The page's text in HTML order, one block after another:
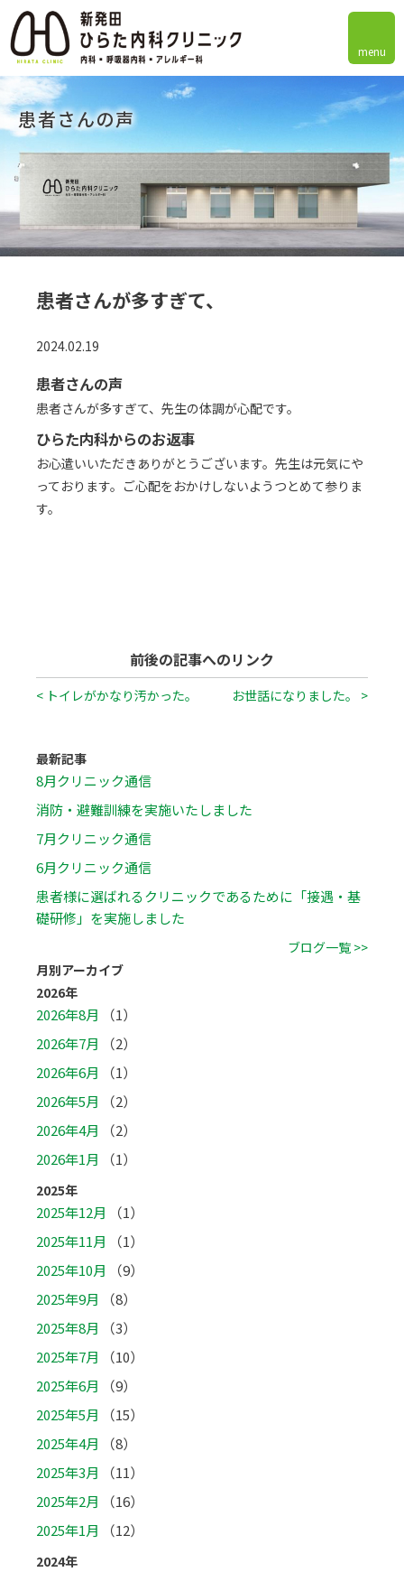
患者さんの声
患者さんが多すぎて、
2024.02.19
患者さんの声
患者さんが多すぎて、先生の体調が心配です。
ひらた内科からのお返事
お心遣いいただきありがとうございます。先生は元気にや
っております。ご心配をおかけしないようつとめて参りま
す。
前後の記事へのリンク
< トイレがかなり汚かった。 お世話になりました。 >
最新記事
8月クリニック通信
消防・避難訓練を実施いたしました
7月クリニック通信
6月クリニック通信
患者様に選ばれるクリニックであるために「接遇・基
礎研修」を実施しました
ブログ一覧 >>
月別アーカイブ
2026年
2026年8月
（1）
2026年7月
（2）
2026年6月
（1）
2026年5月
（2）
2026年4月
（2）
2026年1月
（1）
2025年
2025年12月
（1）
2025年11月
（1）
2025年10月
（9）
2025年9月
（8）
2025年8月
（3）
2025年7月
（10）
2025年6月
（9）
2025年5月
（15）
2025年4月
（8）
2025年3月
（11）
2025年2月
（16）
2025年1月
（12）
2024年
menu